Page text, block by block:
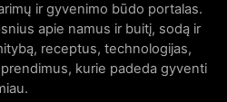
ir gyvenimo būdo portalas.
apie namus ir buitį, sodą ir
receptus, technologijas,
kurie padeda gyventi